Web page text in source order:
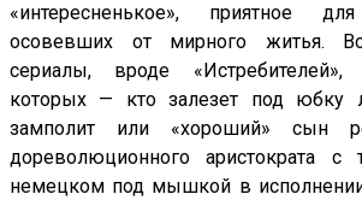
«интересненькое», приятное
осовевших от мирного житья.
сериалы, вроде «Истребителей»,
которых — кто залезет под юбку
замполит или «хороший» сын
дореволюционного аристократа
немецком под мышкой в